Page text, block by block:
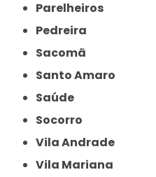
Parelheiros
Pedreira
Sacomã
Santo Amaro
Saúde
Socorro
Vila Andrade
Vila Mariana